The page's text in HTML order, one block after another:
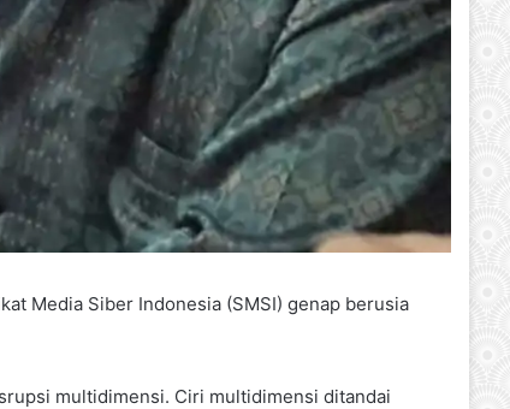
Media Siber Indonesia (SMSI) genap berusia
multidimensi. Ciri multidimensi ditandai